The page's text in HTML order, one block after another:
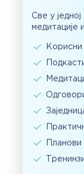
Све у једној
медитације
Корисни